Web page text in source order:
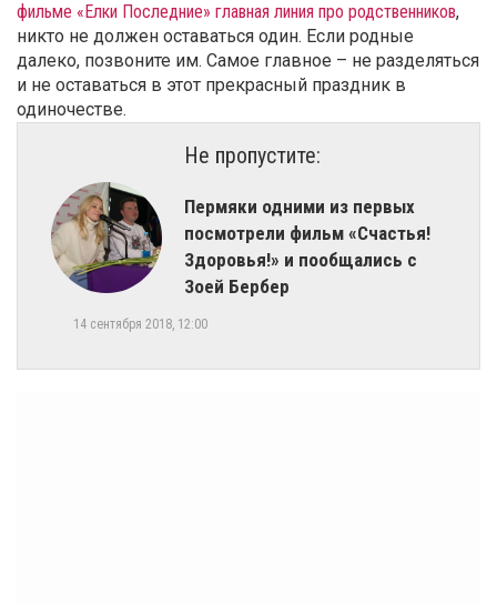
фильме «Елки Последние» главная линия про родственников,
никто не должен оставаться один. Если родные
далеко, позвоните им. Самое главное – не разделяться
и не оставаться в этот прекрасный праздник в
одиночестве.
Не пропустите:
Пермяки одними из первых
посмотрели фильм «Счастья!
Здоровья!» и пообщались с
Зоей Бербер
14 сентября 2018, 12:00